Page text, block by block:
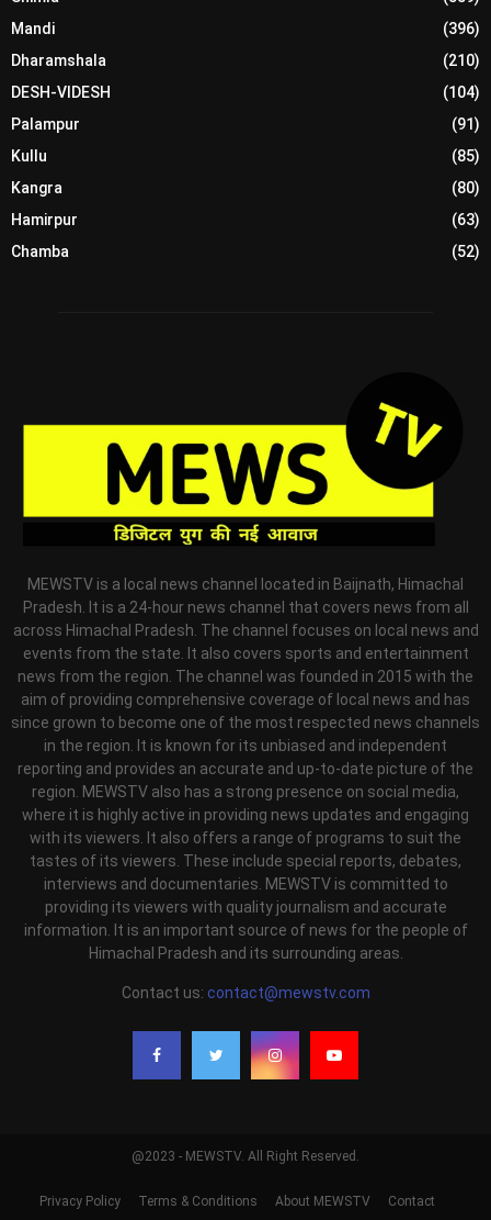
Mandi
(396)
Dharamshala
(210)
DESH-VIDESH
(104)
Palampur
(91)
Kullu
(85)
Kangra
(80)
Hamirpur
(63)
Chamba
(52)
MEWSTV is a local news channel located in Baijnath, Himachal
Pradesh. It is a 24-hour news channel that covers news from all
across Himachal Pradesh. The channel focuses on local news and
events from the state. It also covers sports and entertainment
news from the region. The channel was founded in 2015 with the
aim of providing comprehensive coverage of local news and has
since grown to become one of the most respected news channels
in the region. It is known for its unbiased and independent
reporting and provides an accurate and up-to-date picture of the
region. MEWSTV also has a strong presence on social media,
where it is highly active in providing news updates and engaging
with its viewers. It also offers a range of programs to suit the
tastes of its viewers. These include special reports, debates,
interviews and documentaries. MEWSTV is committed to
providing its viewers with quality journalism and accurate
information. It is an important source of news for the people of
Himachal Pradesh and its surrounding areas.
Contact us: contact@mewstv.com
@2023 - MEWSTV. All Right Reserved.
Privacy Policy Terms & Conditions About MEWSTV Contact